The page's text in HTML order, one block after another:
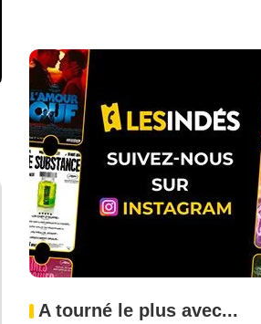
A tourné le plus avec...